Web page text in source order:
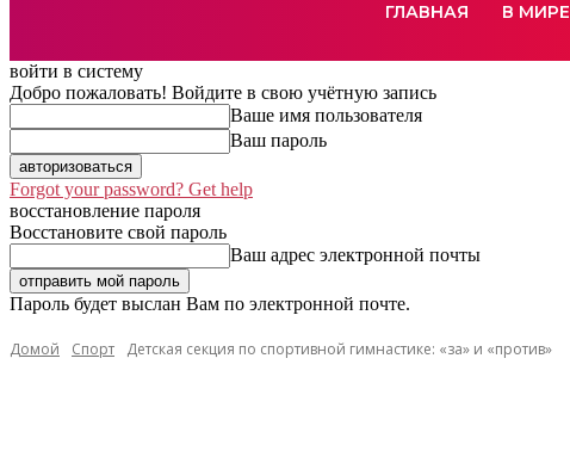
ГЛАВНАЯ В МИРЕ
войти в систему
Добро пожаловать! Войдите в свою учётную запись
Ваше имя пользователя
Ваш пароль
Forgot your password? Get help
восстановление пароля
Восстановите свой пароль
Ваш адрес электронной почты
Пароль будет выслан Вам по электронной почте.
Домой Спорт Детская секция по спортивной гимнастике: «за» и «против»